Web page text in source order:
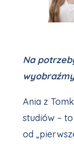
Na
Ania z
studiów – to
od